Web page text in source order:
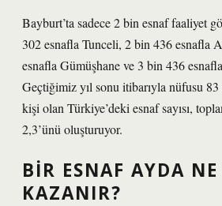
Bayburt’ta sadece 2 bin esnaf faaliyet
302 esnafla Tunceli, 2 bin 436 esnafla
esnafla Gümüşhane ve 3 bin 436
Geçtiğimiz yıl sonu itibarıyla nüfusu
kişi olan Türkiye’deki esnaf sayısı,
2,3’ünü oluşturuyor.
BIR ESNAF AYDA
KAZANIR?